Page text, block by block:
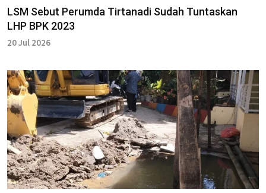
LSM Sebut Perumda Tirtanadi Sudah Tuntaskan
LHP BPK 2023
20 Jul 2026